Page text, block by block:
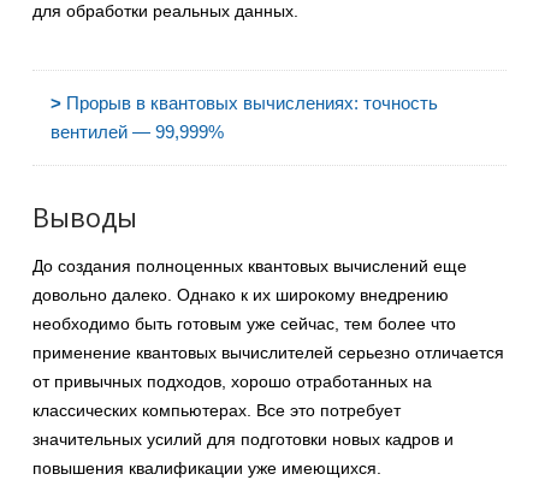
для обработки реальных данных.
> Прорыв в квантовых вычислениях: точность
вентилей — 99,999%
Выводы
До создания полноценных квантовых вычислений еще
довольно далеко. Однако к их широкому внедрению
необходимо быть готовым уже сейчас, тем более что
применение квантовых вычислителей серьезно отличается
от привычных подходов, хорошо отработанных на
классических компьютерах. Все это потребует
значительных усилий для подготовки новых кадров и
повышения квалификации уже имеющихся.